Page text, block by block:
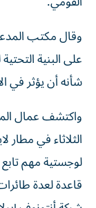
وقال مكتب
على البنية
شأنه أن يؤثر في
واكتشف عمال
الثلاثاء في
لوجستية مهم